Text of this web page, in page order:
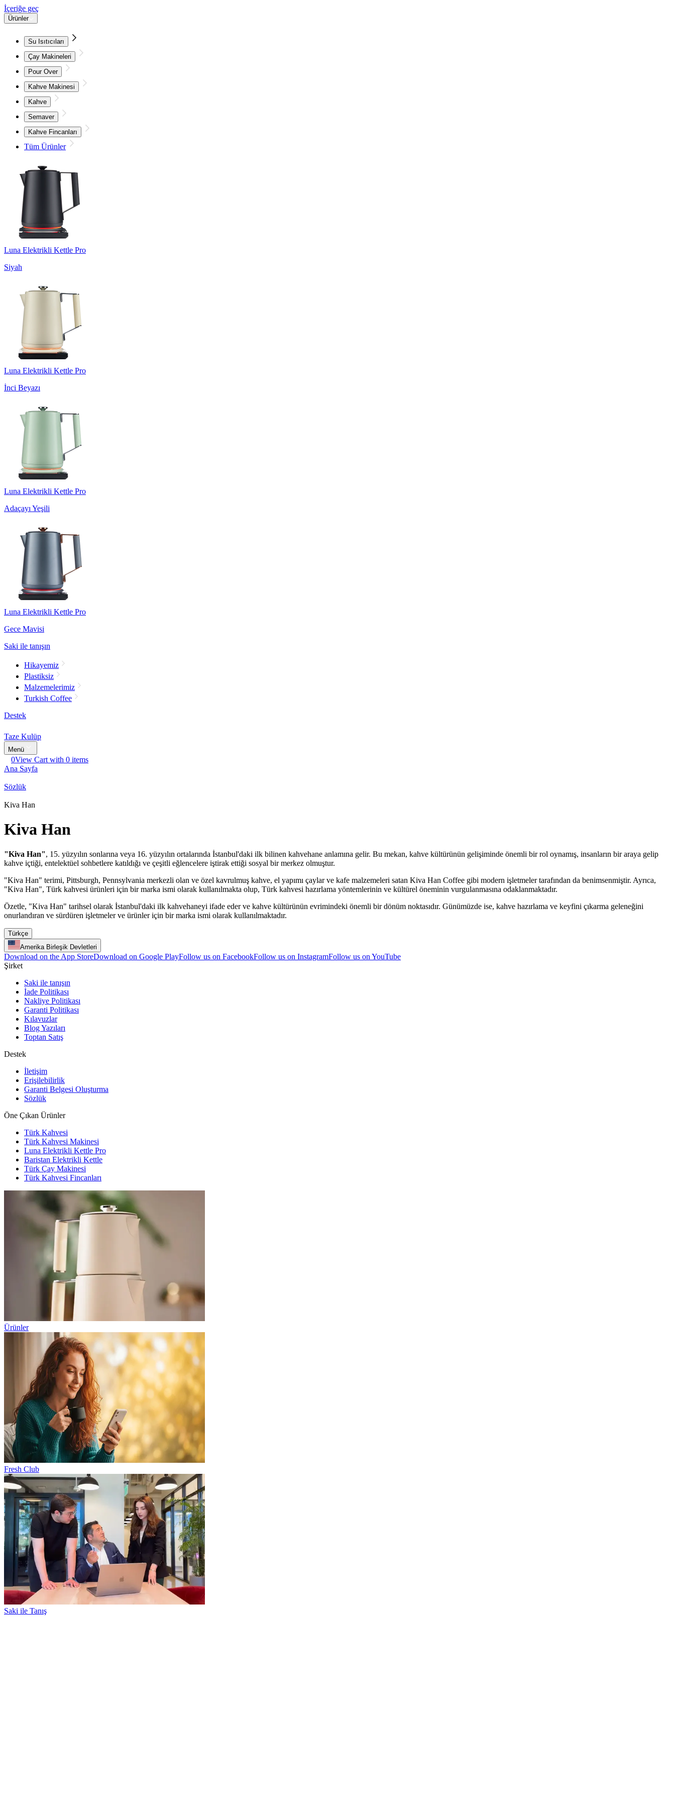
İçeriğe geç
Ürünler
Su Isıtıcıları
Çay Makineleri
Pour Over
Kahve Makinesi
Kahve
Semaver
Kahve Fincanları
Tüm Ürünler
Luna Elektrikli Kettle Pro
Siyah
Luna Elektrikli Kettle Pro
İnci Beyazı
Luna Elektrikli Kettle Pro
Adaçayı Yeşili
Luna Elektrikli Kettle Pro
Gece Mavisi
Saki ile tanışın
Hikayemiz
Plastiksiz
Malzemelerimiz
Turkish Coffee
Destek
Taze Kulüp
Menü
0View Cart with 0 items
Ana Sayfa
Sözlük
Kiva Han
Kiva Han
"Kiva Han", 15. yüzyılın sonlarına veya 16. yüzyılın ortalarında İstanbul'daki ilk bilinen kahvehane anlamına gelir. Bu mekan, kahve kültürünün gelişiminde önemli bir rol oynamış, insanların bir araya gelip
kahve içtiği, entelektüel sohbetlere katıldığı ve çeşitli eğlencelere iştirak ettiği sosyal bir merkez olmuştur.
"Kiva Han" terimi, Pittsburgh, Pennsylvania merkezli olan ve özel kavrulmuş kahve, el yapımı çaylar ve kafe malzemeleri satan Kiva Han Coffee gibi modern işletmeler tarafından da benimsenmiştir. Ayrıca,
"Kiva Han", Türk kahvesi ürünleri için bir marka ismi olarak kullanılmakta olup, Türk kahvesi hazırlama yöntemlerinin ve kültürel öneminin vurgulanmasına odaklanmaktadır.
Özetle, "Kiva Han" tarihsel olarak İstanbul'daki ilk kahvehaneyi ifade eder ve kahve kültürünün evrimindeki önemli bir dönüm noktasıdır. Günümüzde ise, kahve hazırlama ve keyfini çıkarma geleneğini
onurlandıran ve sürdüren işletmeler ve ürünler için bir marka ismi olarak kullanılmaktadır.
Türkçe
Amerika Birleşik Devletleri
Download on the App StoreDownload on Google PlayFollow us on FacebookFollow us on InstagramFollow us on YouTube
Şirket
Saki ile tanışın
İade Politikası
Nakliye Politikası
Garanti Politikası
Kılavuzlar
Blog Yazıları
Toptan Satış
Destek
İletişim
Erişilebilirlik
Garanti Belgesi Oluşturma
Sözlük
Öne Çıkan Ürünler
Türk Kahvesi
Türk Kahvesi Makinesi
Luna Elektrikli Kettle Pro
Baristan Elektrikli Kettle
Türk Çay Makinesi
Türk Kahvesi Fincanları
Ürünler
Fresh Club
Saki ile Tanış